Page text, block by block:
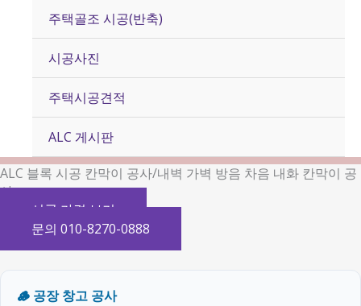
주택골조 시공(반축)
시공사진
주택시공견적
ALC 게시판
ALC 블록 시공 칸막이 공사/내벽 가벽 방음 차음 내화 칸막이 공
사
시공 가격 보기
문의 010-8270-0888
🪵 공장 창고 공사